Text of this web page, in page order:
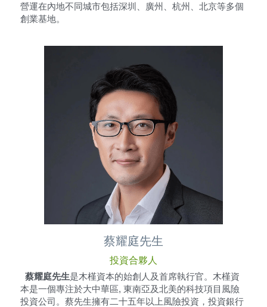
營運在內地不同城市包括深圳、廣州、杭州、北京等多個
創業基地。
蔡耀庭先生
投資合夥人
  蔡耀庭先生
是木槿資本的始創人及首席執行官。木槿資
本是一個專注於大中華區, 東南亞及北美的科技項目風險
投資公司。蔡先生擁有二十五年以上風險投資，投資銀行